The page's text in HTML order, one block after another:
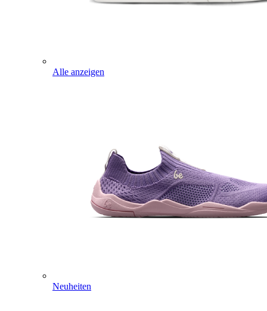
Alle anzeigen
Neuheiten